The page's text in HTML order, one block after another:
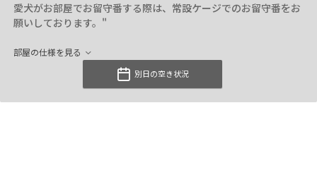
愛犬がお部屋でお留守番する際は、常設ケージでのお留守番をお
願いしております。"
部屋の仕様を見る
別日の空き状況